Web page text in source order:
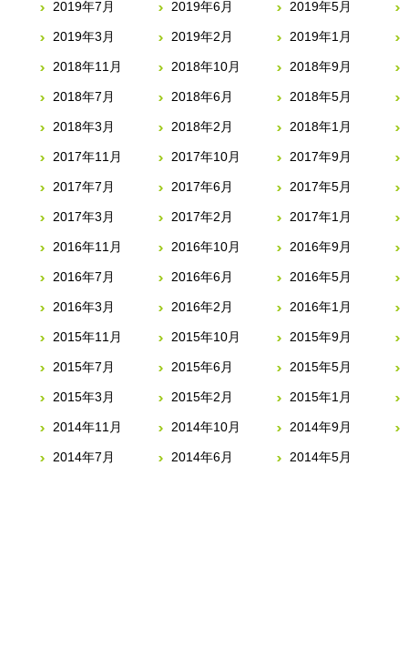
2019年7月 2019年6月 2019年5月
2019年3月 2019年2月 2019年1月
2018年11月 2018年10月 2018年9月
2018年7月 2018年6月 2018年5月
2018年3月 2018年2月 2018年1月
2017年11月 2017年10月 2017年9月
2017年7月 2017年6月 2017年5月
2017年3月 2017年2月 2017年1月
2016年11月 2016年10月 2016年9月
2016年7月 2016年6月 2016年5月
2016年3月 2016年2月 2016年1月
2015年11月 2015年10月 2015年9月
2015年7月 2015年6月 2015年5月
2015年3月 2015年2月 2015年1月
2014年11月 2014年10月 2014年9月
2014年7月 2014年6月 2014年5月